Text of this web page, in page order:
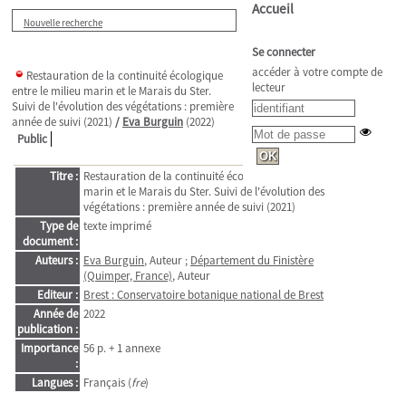
Nouvelle recherche
Restauration de la continuité écologique
entre le milieu marin et le Marais du Ster.
Suivi de l'évolution des végétations : première
année de suivi (2021) / Eva Burguin (2022)
Public
Titre : Restauration de la continuité écologique entre le milieu
marin et le Marais du Ster. Suivi de l'évolution des
végétations : première année de suivi (2021)
Type de
document :
texte imprimé
Auteurs : Eva Burguin, Auteur ; Département du Finistère
(Quimper, France), Auteur
Editeur : Brest : Conservatoire botanique national de Brest
Année de
publication :
2022
Importance
:
56 p. + 1 annexe
Langues : Français (fre)
Accueil
Se connecter
accéder à votre compte de
lecteur